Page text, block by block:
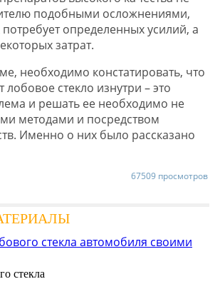
подобными осложнениями,
определенных усилий, а
затрат.
необходимо констатировать, что
лобовое стекло изнутри – это
и решать ее необходимо не
методами и посредством
Именно о них было рассказано
67509 просмотров
стекла